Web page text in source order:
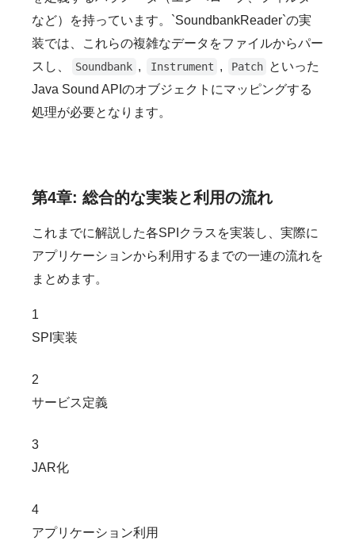
など）を持っています。`SoundbankReader`の実
装では、これらの複雑なデータをファイルからパー
スし、
Soundbank , Instrument , Patch といった
Java Sound APIのオブジェクトにマッピングする
処理が必要となります。
第4章: 総合的な実装と利用の流れ
これまでに解説した各SPIクラスを実装し、実際に
アプリケーションから利用するまでの一連の流れを
まとめます。
1
SPI実装
2
サービス定義
3
JAR化
4
アプリケーション利用